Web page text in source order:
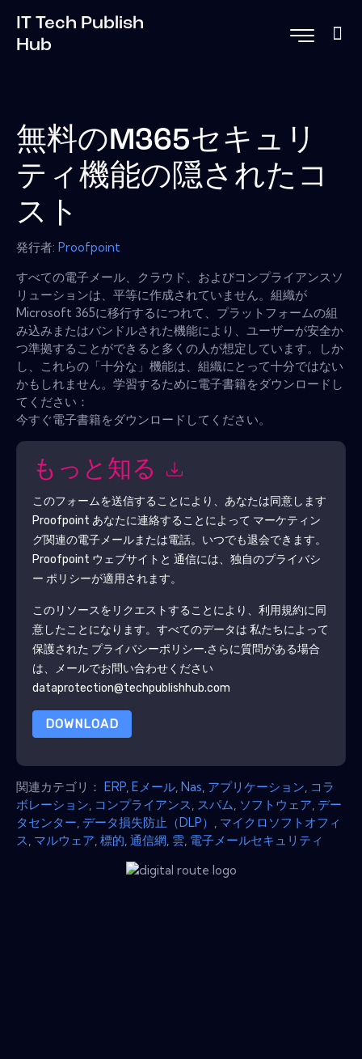
IT Tech Publish
Hub
無料のM365セキュリ
ティ機能の隠されたコ
スト
発行者: Proofpoint
すべての電子メール、クラウド、およびコンプライアンスソ
リューションは、平等に作成されていません。組織が
Microsoft 365に移行するにつれて、プラットフォームの組
み込みまたはバンドルされた機能により、ユーザーが安全か
つ準拠することができると多くの人が想定しています。しか
し、これらの「十分な」機能は、組織にとって十分ではない
かもしれません。学習するために電子書籍をダウンロードし
てください：
今すぐ電子書籍をダウンロードしてください。
もっと知る
このフォームを送信することにより、あなたは同意します
Proofpoint あなたに連絡することによって マーケティン
グ関連の電子メールまたは電話。いつでも退会できます。
Proofpoint ウェブサイトと 通信には、独自のプライバシ
ー ポリシーが適用されます。
このリソースをリクエストすることにより、利用規約に同
意したことになります。すべてのデータは 私たちによって
保護された プライバシーポリシー.さらに質問がある場合
は、メールでお問い合わせください
dataprotection@techpublishhub.com
DOWNLOAD
関連カテゴリ： ERP Eメール Nas アプリケーション コラ
ボレーション コンプライアンス スパム ソフトウェア デー
タセンター データ損失防止（DLP）
マイクロソフトオフィ
ス マルウェア 標的 通信網 雲 電子メールセキュリティ